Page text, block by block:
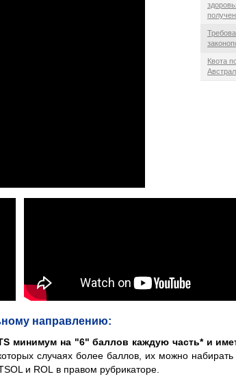
Квота
направлению:
минимум на "6" баллов каждую часть* и
случаях более баллов, их можно
и ROL в правом рубрикаторе.